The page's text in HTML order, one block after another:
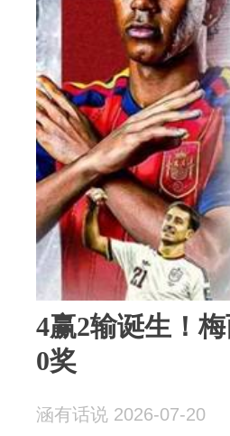
4赢2输诞生！
0奖
涵有话说 2026-07-20